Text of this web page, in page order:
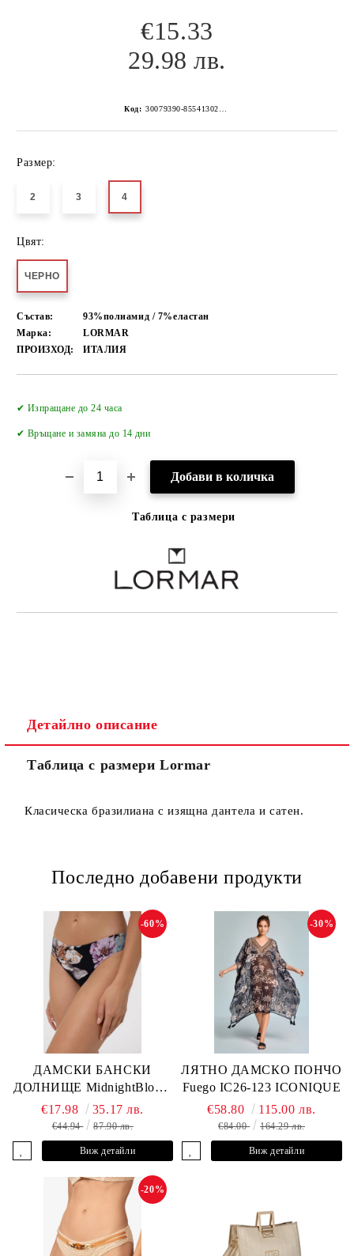
€15.33
29.98 лв.
Код: 30079390-8554130267152204235
Размер:
2 3 4
Цвят:
ЧЕРНО
Състав:
93%полиамид / 7%еластан
Марка:
LORMAR
ПРОИЗХОД:
ИТАЛИЯ
✔ Изпращане до 24 часа
✔ Връщане и замяна до 14 дни
Таблица с размери
Детайлно описание
Таблица с размери Lormar
Класическа бразилиана с изящна дантела и сатен.
Последно добавени продукти
ДАМСКИ БАНСКИ
ДОЛНИЩЕ MidnightBloom
L2505-Z-MCR MARC &
ANDRE
-60%
€17.98 35.17 лв.
€44.94 87.90 лв.
Виж детайли
ЛЯТНО ДАМСКО ПОНЧО
Fuego IC26-123 ICONIQUE
-30%
€58.80 115.00 лв.
€84.00 164.29 лв.
Виж детайли
-20%